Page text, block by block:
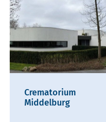
Crematorium
Middelburg